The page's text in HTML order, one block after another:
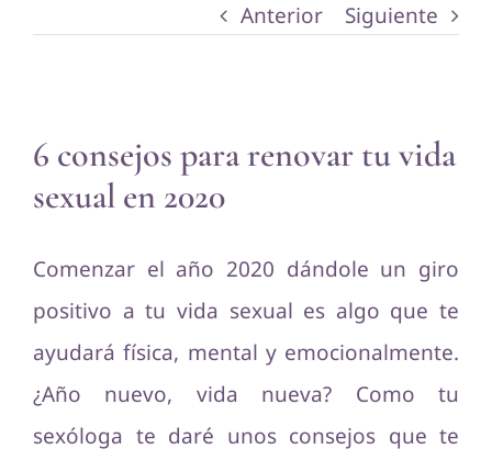
Anterior Siguiente
imagen
más
6 consejos para renovar tu vida
sexual en 2020
Comenzar el año 2020 dándole un giro
positivo a tu vida sexual es algo que te
ayudará física, mental y emocionalmente.
¿Año nuevo, vida nueva? Como tu
sexóloga te daré unos consejos que te